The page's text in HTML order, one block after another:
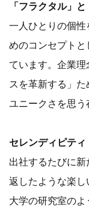
「フラクタル」
一人ひとりの個
めのコンセプト
ています。企業
スを革新する」
ユニークさを思う
セレンディピテ
出社するたびに
返したような楽し
大学の研究室の